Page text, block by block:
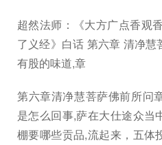
超然法师：《大方广点香观
了义经》白话 第六章 清净
有股的味道,章
第六章清净慧菩萨佛前所问
是怎么回事,萨在大仕途众当
棚要哪些贡品,流起来，五体